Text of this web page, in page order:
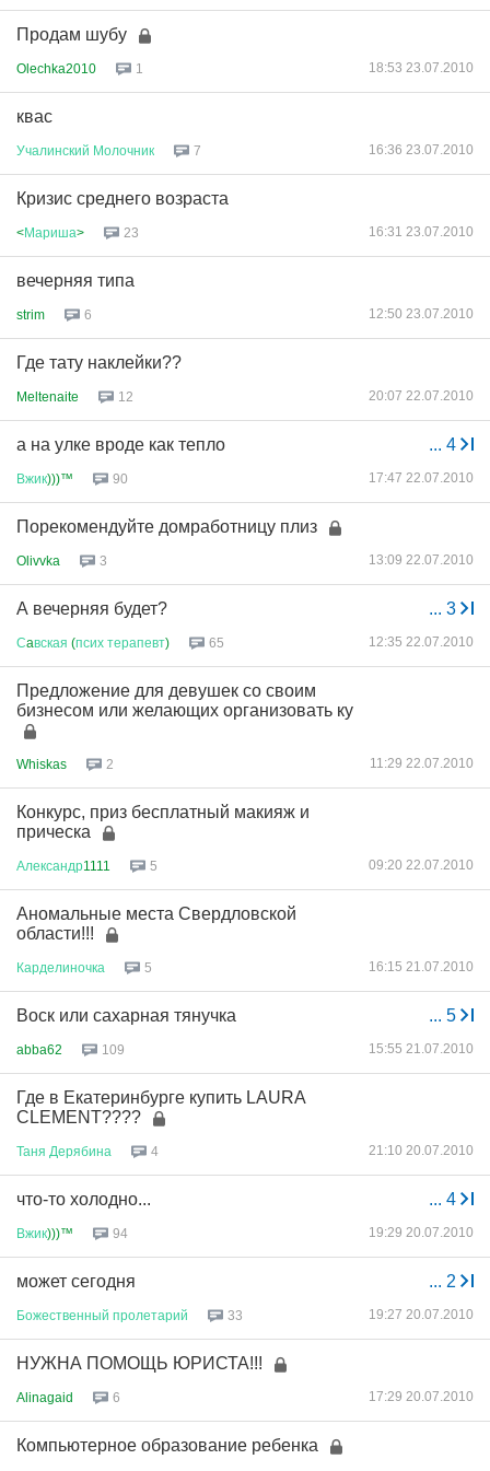
Продам шубу
Olechka2010 1 18:53 23.07.2010
квас
Учалинский Молочник 7 16:36 23.07.2010
Кризис среднего возраста
<Мариша> 23 16:31 23.07.2010
вечерняя типа
strim 6 12:50 23.07.2010
Где тату наклейки??
Meltenaite 12 20:07 22.07.2010
... 4
а на улке вроде как тепло
Вжик)))™ 90 17:47 22.07.2010
Порекомендуйте домработницу плиз
Olivvka 3 13:09 22.07.2010
... 3
А вечерняя будет?
Сaвская (псих терапевт) 65 12:35 22.07.2010
Предложение для девушек со своим
бизнесом или желающих организовать ку
Whiskas 2 11:29 22.07.2010
Конкурс, приз бесплатный макияж и
прическа
Александр1111 5 09:20 22.07.2010
Аномальные места Свердловской
области!!!
Карделиночка 5 16:15 21.07.2010
... 5
Воск или сахарная тянучка
abba62 109 15:55 21.07.2010
Где в Екатеринбурге купить LAURA
CLEMENT????
Таня Дерябина 4 21:10 20.07.2010
... 4
что-то холодно...
Вжик)))™ 94 19:29 20.07.2010
... 2
может сегодня
Божественный пролетарий 33 19:27 20.07.2010
НУЖНА ПОМОЩЬ ЮРИСТА!!!
Alinagaid 6 17:29 20.07.2010
Компьютерное образование ребенка